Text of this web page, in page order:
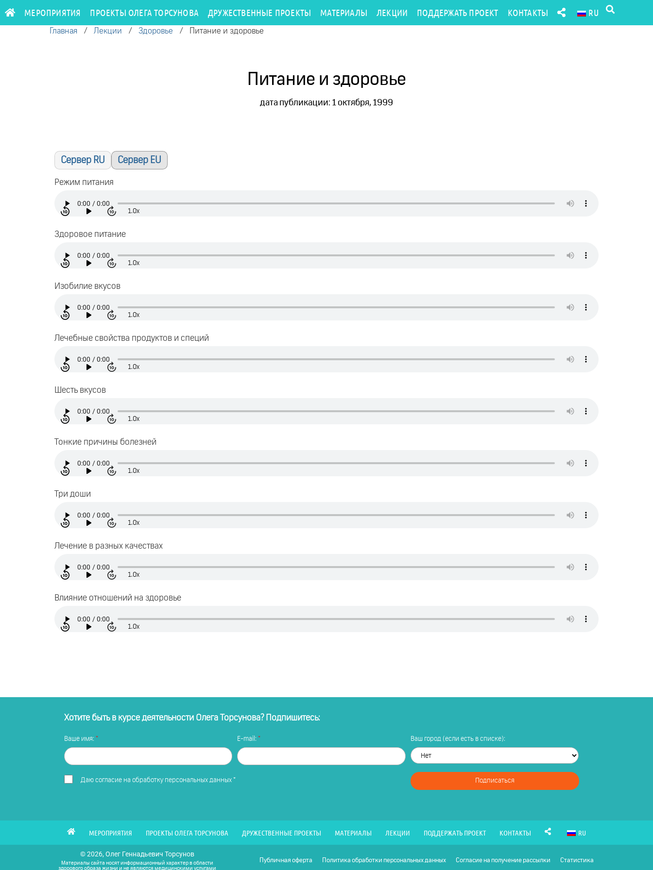
МЕРОПРИЯТИЯ ПРОЕКТЫ ОЛЕГА ТОРСУНОВА ДРУЖЕСТВЕННЫЕ ПРОЕКТЫ МАТЕРИАЛЫ ЛЕКЦИИ ПОДДЕРЖАТЬ ПРОЕКТ КОНТАКТЫ RU
Главная / Лекции / Здоровье / Питание и здоровье
Питание и здоровье
дата публикации: 1 октября, 1999
Сервер RU Сервер EU
Режим питания
1.0x
Здоровое питание
1.0x
Изобилие вкусов
1.0x
Лечебные свойства продуктов и специй
1.0x
Шесть вкусов
1.0x
Тонкие причины болезней
1.0x
Три доши
1.0x
Лечение в разных качествах
1.0x
Влияние отношений на здоровье
1.0x
Хотите быть в курсе деятельности Олега Торсунова? Подпишитесь:
Ваше имя: E-mail: Ваш город (если есть в списке):
Даю согласие на обработку персональных данных* Подписаться
МЕРОПРИЯТИЯ ПРОЕКТЫ ОЛЕГА ТОРСУНОВА ДРУЖЕСТВЕННЫЕ ПРОЕКТЫ МАТЕРИАЛЫ ЛЕКЦИИ ПОДДЕРЖАТЬ ПРОЕКТ КОНТАКТЫ RU
© 2026, Олег Геннадьевич Торсунов
Материалы сайта носят информационный характер в области
здорового образа жизни и не являются медицинскими услугами
Публичная оферта Политика обработки персональных данных Согласие на получение рассылки Статистика